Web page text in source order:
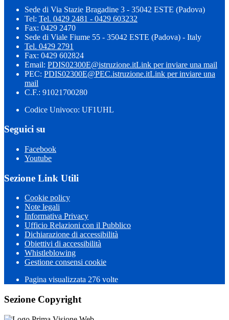
Sede di Via Stazie Bragadine 3 - 35042 ESTE (Padova)
Tel: Tel. 0429 2481 - 0429 603232
Fax: 0429 2470
Sede di Viale Fiume 55 - 35042 ESTE (Padova) - Italy
Tel. 0429 2791
Fax: 0429 602824
Email: PDIS02300E@istruzione.itLink per inviare una mail
PEC: PDIS02300E@PEC.istruzione.itLink per inviare una
mail
C.F.: 91021700280
Codice Univoco: UF1UHL
Seguici su
Facebook
Youtube
Sezione Link Utili
Cookie policy
Note legali
Informativa Privacy
Ufficio Relazioni con il Pubblico
Dichiarazione di accessibilità
Obiettivi di accessibilità
Whistleblowing
Gestione consensi cookie
Pagina visualizzata 276 volte
Sezione Copyright